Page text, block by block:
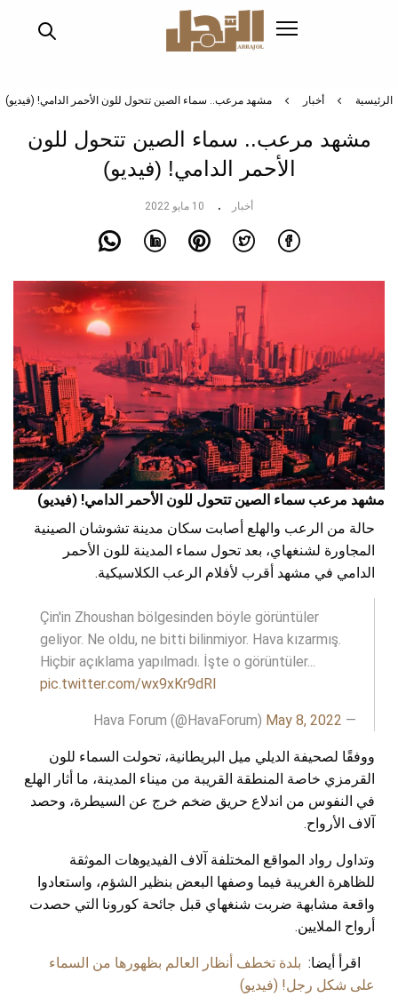
الرئيسية أخبار مشهد مرعب.. سماء الصين تتحول للون الأحمر الدامي! (فيديو)
مشهد مرعب.. سماء الصين تتحول للون
الأحمر الدامي! (فيديو)
أخبار 10 مايو 2022
مشهد مرعب سماء الصين تتحول للون الأحمر الدامي! (فيديو)
حالة من الرعب والهلع أصابت سكان مدينة تشوشان الصينية
المجاورة لشنغهاي، بعد تحول سماء المدينة للون الأحمر
الدامي في مشهد أقرب لأفلام الرعب الكلاسيكية.
Çin'in Zhoushan bölgesinden böyle görüntüler
geliyor. Ne oldu, ne bitti bilinmiyor. Hava kızarmış.
Hiçbir açıklama yapılmadı. İşte o görüntüler...
pic.twitter.com/wx9xKr9dRl
— Hava Forum (@HavaForum)
May 8, 2022
ووفقًا لصحيفة الديلي ميل البريطانية، تحولت السماء للون
القرمزي خاصة المنطقة القريبة من ميناء المدينة، ما أثار الهلع
في النفوس من اندلاع حريق ضخم خرج عن السيطرة، وحصد
آلاف الأرواح.
وتداول رواد المواقع المختلفة آلاف الفيديوهات الموثقة
للظاهرة الغريبة فيما وصفها البعض بنظير الشؤم، واستعادوا
واقعة مشابهة ضربت شنغهاي قبل جائحة كورونا التي حصدت
أرواح الملايين.
اقرأ أيضا: بلدة تخطف أنظار العالم بظهورها من السماء
على شكل رجل! (فيديو)